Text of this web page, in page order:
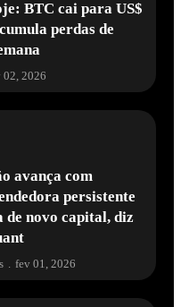
BTC cai para US$
perdas de
02, 2026
avança com
persistente
de novo capital, diz
. fev 01, 2026